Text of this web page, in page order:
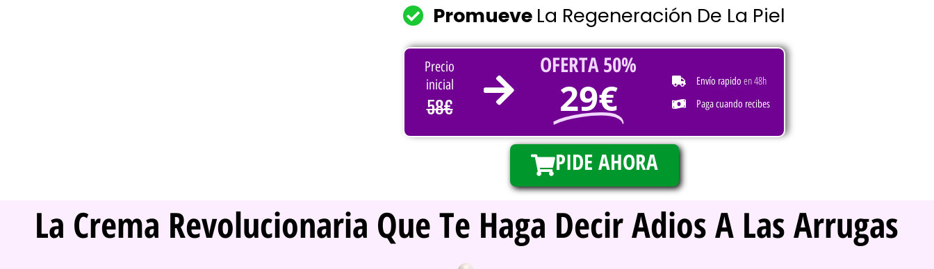
Promueve La Regeneración De La Piel
Precio
inicial
58€
OFERTA 50%
29€ Envío rapido en 48h
Paga cuando recibes
PIDE AHORA
La Crema Revolucionaria Que Te Haga Decir Adios A Las Arrugas